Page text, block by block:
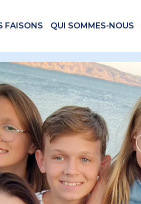
FAISONS QUI SOMMES-NOUS